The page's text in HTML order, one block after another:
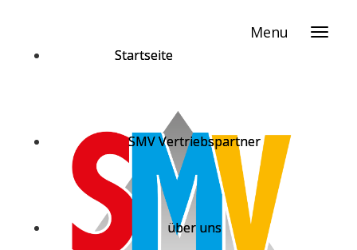
Menu
Startseite
SMV Vertriebspartner
über uns